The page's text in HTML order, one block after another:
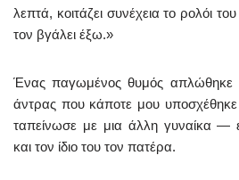
λεπτά, κοιτάζει συνέχεια το ρολόι
τον βγάλει έξω.»
Ένας παγωμένος θυμός
άντρας που κάποτε μου
ταπείνωσε με μια άλλη γυναίκα —
και τον ίδιο του τον πατέρα.